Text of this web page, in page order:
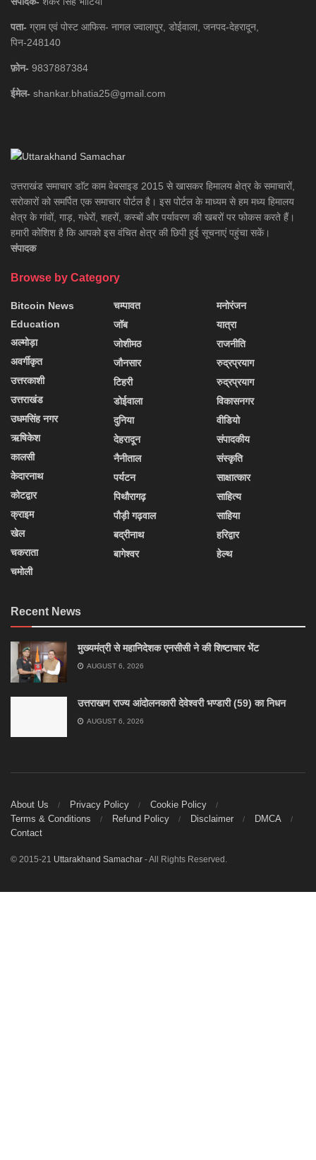
पता- ग्राम एवं पोस्ट आफिस- नागल ज्वालापुर, डोईवाला, जनपद-देहरादून,
पिन-248140
फ़ोन- 9837887384
ईमेल- shankar.bhatia25@gmail.com
उत्तराखंड समाचार डाॅट काम वेबसाइड 2015 से खासकर हिमालय क्षेत्र के समाचारों,
सरोकारों को समर्पित एक समाचार पोर्टल है। इस पोर्टल के माध्यम से हम मध्य हिमालय
क्षेत्र के गांवों, गाड़, गधेरों, शहरों, कस्बों और पर्यावरण की खबरों पर फोकस करते हैं।
हमारी कोशिश है कि आपको इस वंचित क्षेत्र की छिपी हुई सूचनाएं पहुंचा सकें।
संपादक
Browse by Category
Bitcoin News
Education
अल्मोड़ा
अवर्गीकृत
उत्तरकाशी
उत्तराखंड
उधमसिंह नगर
ऋषिकेश
कालसी
केदारनाथ
कोटद्वार
क्राइम
खेल
चकराता
चमोली
चम्पावत
जॉब
जोशीमठ
जौनसार
टिहरी
डोईवाला
दुनिया
देहरादून
नैनीताल
पर्यटन
पिथौरागढ़
पौड़ी गढ़वाल
बद्रीनाथ
बागेश्वर
मनोरंजन
यात्रा
राजनीति
रुद्रप्रयाग
रुद्रप्रयाग
विकासनगर
वीडियो
संपादकीय
संस्कृति
साक्षात्कार
साहित्य
साहिया
हरिद्वार
हेल्थ
Recent News
मुख्यमंत्री से महानिदेशक एनसीसी ने की शिष्टाचार भेंट
AUGUST 6, 2026
उत्तराखण राज्य आंदोलनकारी देवेश्वरी भण्डारी (59) का निधन
AUGUST 6, 2026
About Us Privacy Policy
Cookie Policy
Terms & Conditions
Refund Policy Disclaimer
DMCA
Contact
© 2015-21 Uttarakhand Samachar - All Rights Reserved.